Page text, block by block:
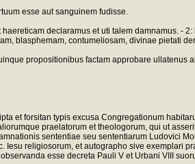
esse aut sanguinem fudisse.
declaramus et uti talem damnamus. -
blasphemam, contumeliosam, divinae pietati
propositionibus factam approbare
et forsitan typis excusa Congregationum
praelatorum et theologorum, qui ut
sententiae seu sententiarum Ludovici
religiosorum, et autographo sive exemplari
esse decreta Pauli V et Urbani VIII